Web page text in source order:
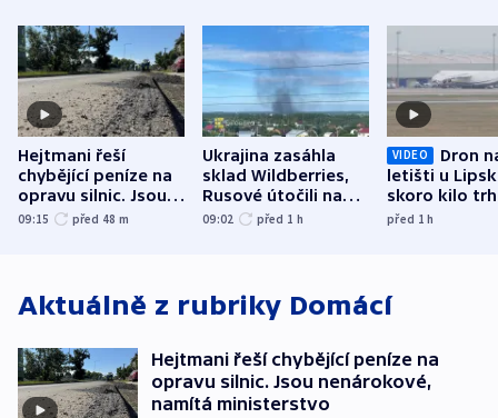
Hejtmani řeší
chybějící peníze na
opravu silnic. Jsou
nenárokové, namítá
09:15 před 48 m
Ukrajina zasáhla
sklad Wildberries,
Rusové útočili na
trh, hasiče či
09:02 před 1 h
VIDEO
Dron
letišti u
skoro kilo
indicie
před 1h
Aktuálně z rubriky Domácí
Hejtmani řeší chybějící peníze na
opravu silnic. Jsou nenárokové,
namítá ministerstvo